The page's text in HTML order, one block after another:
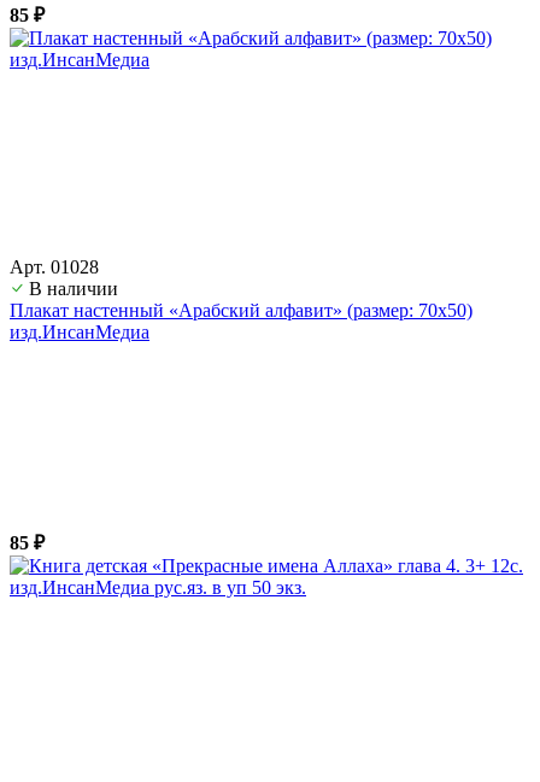
85 ₽
Арт. 01028
В наличии
Плакат настенный «Арабский алфавит» (размер: 70х50)
изд.ИнсанМедиа
85 ₽